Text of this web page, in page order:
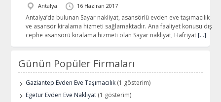
Antalya 16 Haziran 2017
Antalya’da bulunan Sayar nakliyat, asansörlü evden eve taşımacılık
ve asansör kiralama hizmeti sağlamaktadır. Ana faaliyet konusu dış
cephe asansörü kiralama hizmeti olan Sayar nakliyat, Hafriyat […]
Günün Popüler Firmaları
Gaziantep Evden Eve Taşımacılık (1 gösterim)
Egetur Evden Eve Nakliyat (1 gösterim)